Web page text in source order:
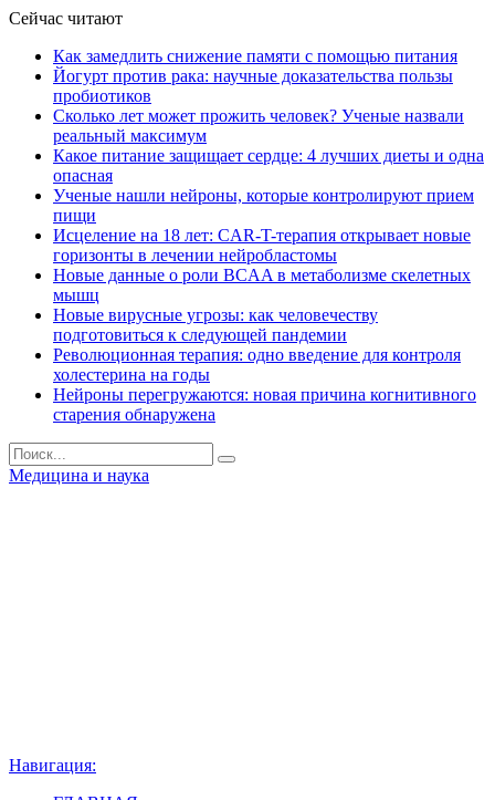
Сейчас читают
Как замедлить снижение памяти с помощью питания
Йогурт против рака: научные доказательства пользы
пробиотиков
Сколько лет может прожить человек? Ученые назвали
реальный максимум
Какое питание защищает сердце: 4 лучших диеты и одна
опасная
Ученые нашли нейроны, которые контролируют прием
пищи
Исцеление на 18 лет: CAR-T-терапия открывает новые
горизонты в лечении нейробластомы
Новые данные о роли BCAA в метаболизме скелетных
мышц
Новые вирусные угрозы: как человечеству
подготовиться к следующей пандемии
Революционная терапия: одно введение для контроля
холестерина на годы
Нейроны перегружаются: новая причина когнитивного
старения обнаружена
Медицина и наука
Навигация: